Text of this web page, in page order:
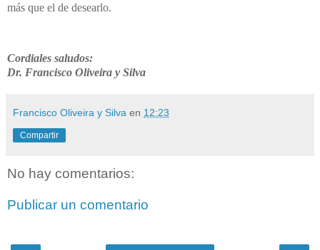
más que el de desearlo.
Cordiales saludos:
Dr. Francisco Oliveira y Silva
Francisco Oliveira y Silva en 12:23
Compartir
No hay comentarios:
Publicar un comentario